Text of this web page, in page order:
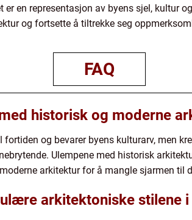
er en representasjon av byens sjel, kultur
og fortsette å tiltrekke seg
FAQ
historisk og moderne
og bevarer byens kulturarv, men
Ulempene med historisk
arkitektur for å mangle sjarmen til
arkitektoniske stilene i